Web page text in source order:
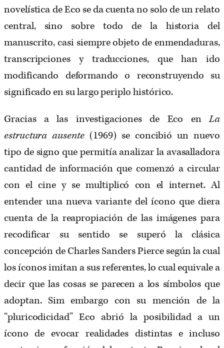
novelística de Eco se da cuenta no solo de un relato
central, sino sobre todo de la historia del
manuscrito, casi siempre objeto de enmendaduras,
transcripciones y traducciones, que han ido
modificando deformando o reconstruyendo su
significado en su largo periplo histórico.
Gracias a las investigaciones de Eco enLa
estructura ausente (1969) se concibió un nuevo
tipo de signo que permitía analizar la avasalladora
cantidad de información que comenzó a circular
con el cine y se multiplicó con el internet. Al
entender una nueva variante del ícono que diera
cuenta de la reapropiación de las imágenes para
recodificar su sentido se superó la clásica
concepción de Charles Sanders Pierce según la cual
los íconos imitan a sus referentes, lo cual equivale a
decir que las cosas se parecen a los símbolos que
adoptan. Sim embargo con su mención de la
“pluricodicidad” Eco abrió la posibilidad a un
ícono de evocar realidades distintas e incluso